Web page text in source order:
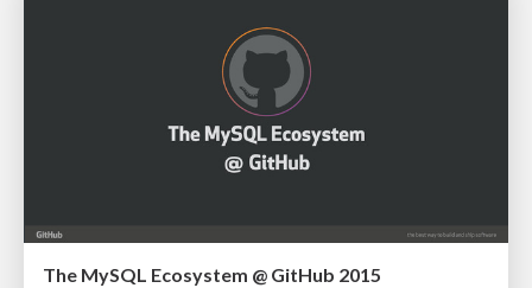
The MySQL Ecosystem @ GitHub 2015